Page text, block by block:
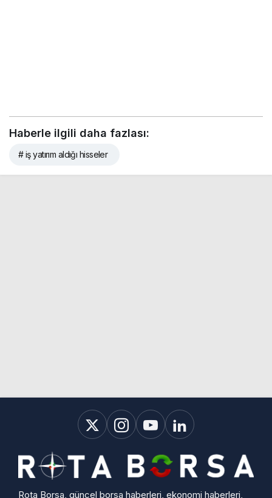
Haberle ilgili daha fazlası:
# iş yatırım aldığı hisseler
Rota Borsa, güncel borsa haberleri, ekonomi haberleri,